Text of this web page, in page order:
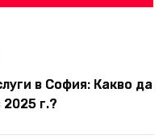
в София: Какво да
г.?